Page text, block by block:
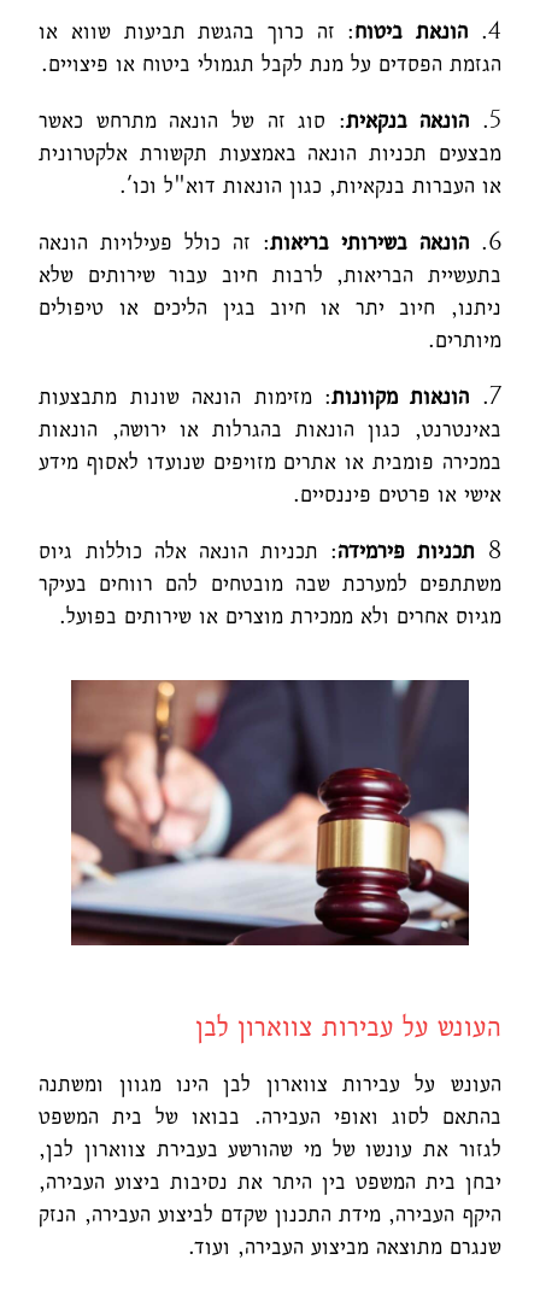
4.
הונאת ביטוח: זה כרוך בהגשת תביעות שווא או
הגזמת הפסדים על מנת לקבל תגמולי ביטוח או פיצויים.
5.
הונאה בנקאית: סוג זה של הונאה מתרחש כאשר
מבצעים תכניות הונאה באמצעות תקשורת אלקטרונית
או העברות בנקאיות, כגון הונאות דוא"ל וכו'.
6.
הונאה בשירותי בריאות: זה כולל פעילויות הונאה
בתעשיית הבריאות, לרבות חיוב עבור שירותים שלא
ניתנו, חיוב יתר או חיוב בגין הליכים או טיפולים
מיותרים.
7.
הונאות מקוונות: מזימות הונאה שונות מתבצעות
באינטרנט, כגון הונאות בהגרלות או ירושה, הונאות
במכירה פומבית או אתרים מזויפים שנועדו לאסוף מידע
אישי או פרטים פיננסיים.
8 תכניות פירמידה: תכניות הונאה אלה כוללות גיוס
משתתפים למערכת שבה מובטחים להם רווחים בעיקר
מגיוס אחרים ולא ממכירת מוצרים או שירותים בפועל.
העונש על עבירות צווארון לבן
העונש על עבירות צווארון לבן הינו מגוון ומשתנה
בהתאם לסוג ואופי העבירה. בבואו של בית המשפט
לגזור את עונשו של מי שהורשע בעבירת צווארון לבן,
יבחן בית המשפט בין היתר את נסיבות ביצוע העבירה,
היקף העבירה, מידת התכנון שקדם לביצוע העבירה, הנזק
שנגרם מתוצאה מביצוע העבירה, ועוד.